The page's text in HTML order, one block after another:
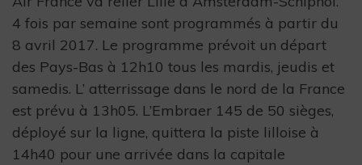
4 fois par semaine sont programmés à partir du
8 avril 2017. Le programme prévoit un départ
des Pays-Bas à 12h10 tous les mardis, jeudis et
samedis. L’ atterrissage dans le nord de la France
est prévu à 13h05. L’Embraer 145 de 50 sièges,
déployé sur la ligne, quittera la piste lilloise à
14h40 pour une arrivée dans la capitale